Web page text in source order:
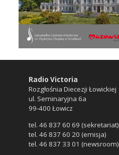
Radio Victoria
Rozgłośnia Diecezji Łowickiej
ul. Seminaryjna 6a
99-400 Łowicz
tel. 46 837 60 69 (sekretariat)
tel. 46 837 60 20 (emisja)
tel. 46 837 33 01 (newsroom)